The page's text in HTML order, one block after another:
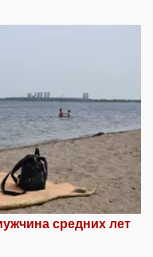
средних лет